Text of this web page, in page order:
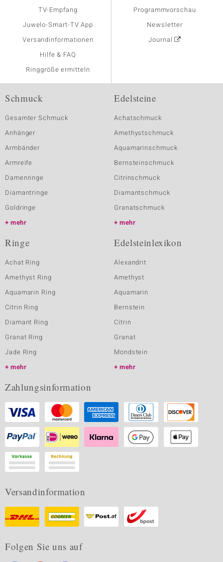
TV-Empfang
Juwelo-Smart-TV App
Versandinformationen
Hilfe & FAQ
Ringgröße ermitteln
Programmvorschau
Newsletter
Journal
Schmuck
Gesamter Schmuck
Anhänger
Armbänder
Armreife
Damenringe
Diamantringe
Goldringe
mehr
Edelsteine
Achatschmuck
Amethystschmuck
Aquamarinschmuck
Bernsteinschmuck
Citrinschmuck
Diamantschmuck
Granatschmuck
mehr
Ringe
Achat Ring
Amethyst Ring
Aquamarin Ring
Citrin Ring
Diamant Ring
Granat Ring
Jade Ring
mehr
Edelsteinlexikon
Alexandrit
Amethyst
Aquamarin
Bernstein
Citrin
Granat
Mondstein
mehr
Zahlungsinformation
Versandinformation
Folgen Sie uns auf